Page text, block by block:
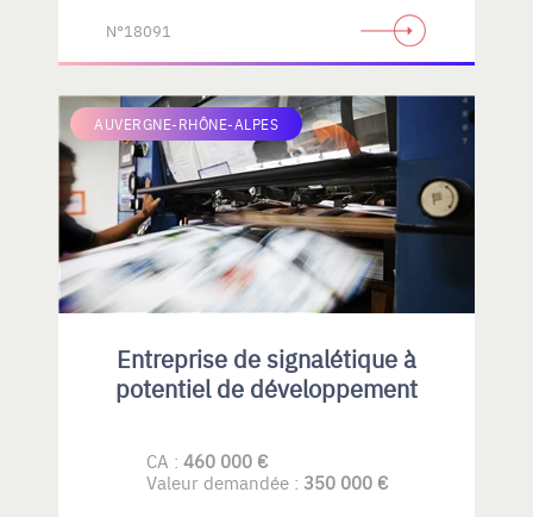
N°18091
AUVERGNE-RHÔNE-ALPES
Entreprise de signalétique à
potentiel de développement
CA : 460 000 €
Valeur demandée : 350 000 €